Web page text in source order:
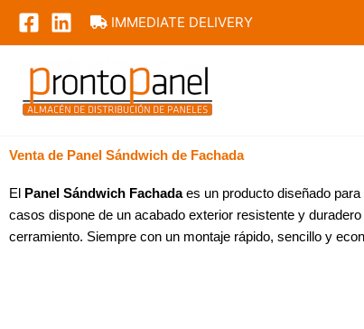
IMMEDIATE DELIVERY
Venta de Panel Sándwich de Fachada
El Panel Sándwich Fachadaes un producto diseñado
casos dispone de un acabado exterior resistente y
cerramiento. Siempre con un montaje rápido, sencillo y